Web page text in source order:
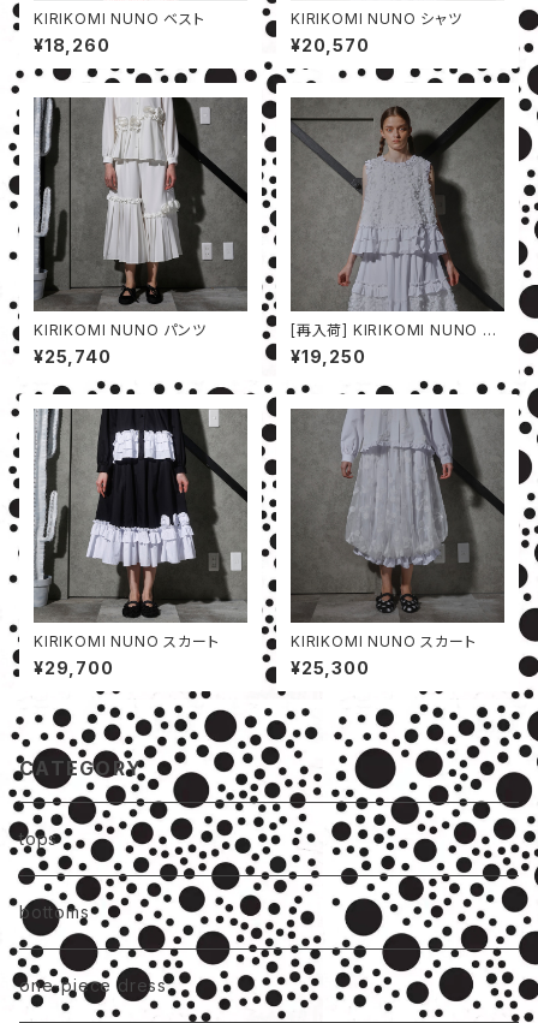
KIRIKOMI NUNO ベスト
¥18,260
KIRIKOMI NUNO シャツ
¥20,570
KIRIKOMI NUNO パンツ
¥25,740
[再入荷] KIRIKOMI NUNO ベ
スト
¥19,250
KIRIKOMI NUNO スカート
¥29,700
KIRIKOMI NUNO スカート
¥25,300
CATEGORY
tops
bottoms
one-piece dress